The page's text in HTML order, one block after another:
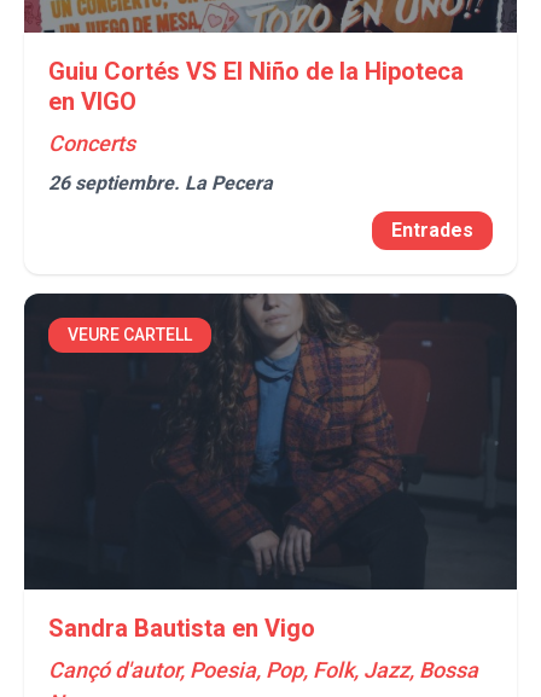
Guiu Cortés VS El Niño de la Hipoteca
en VIGO
Concerts
26 septiembre. La Pecera
Entrades
VEURE CARTELL
Sandra Bautista en Vigo
Cançó d'autor, Poesia, Pop, Folk, Jazz, Bossa